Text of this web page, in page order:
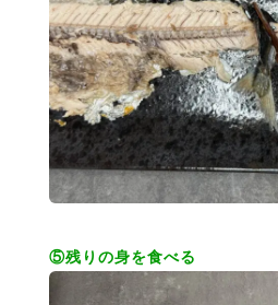
⑤残りの身を食べる